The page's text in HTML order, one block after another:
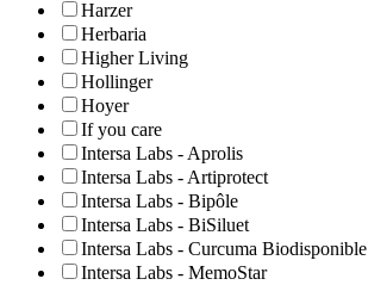
Harzer
Herbaria
Higher Living
Hollinger
Hoyer
If you care
Intersa Labs - Aprolis
Intersa Labs - Artiprotect
Intersa Labs - Bipôle
Intersa Labs - BiSiluet
Intersa Labs - Curcuma Biodisponible
Intersa Labs - MemoStar